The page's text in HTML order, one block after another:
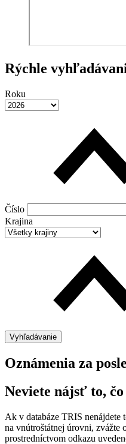
Rýchle
Roku
Číslo
Krajina
Vyhľadávanie
Oznámenia za
Neviete nájsť to,
Ak v databáze TRIS
na vnútroštátnej úrovni, zvážte
prostredníctvom odkazu